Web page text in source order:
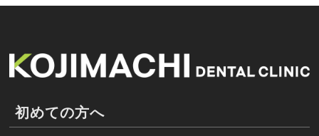
初めての方へ